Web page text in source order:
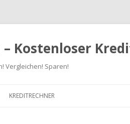
Kostenloser
Vergleichen! Sparen!
KREDITRECHNER